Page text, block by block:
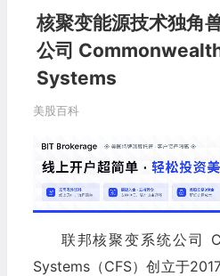
核聚变能源技术独角
公司
Systems
美股百科
联邦核聚变系统公司
Systems（CFS）创立于